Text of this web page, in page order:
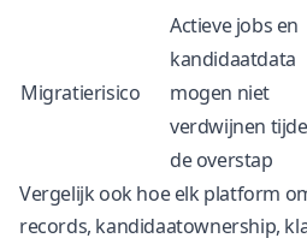
Migratierisico
Actieve jobs en
kandidaatdata
mogen niet
verdwijnen
de overstap
Vergelijk ook hoe elk platform
records, kandidaatownership,